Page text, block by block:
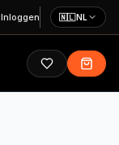
Inloggen 🇳🇱NL